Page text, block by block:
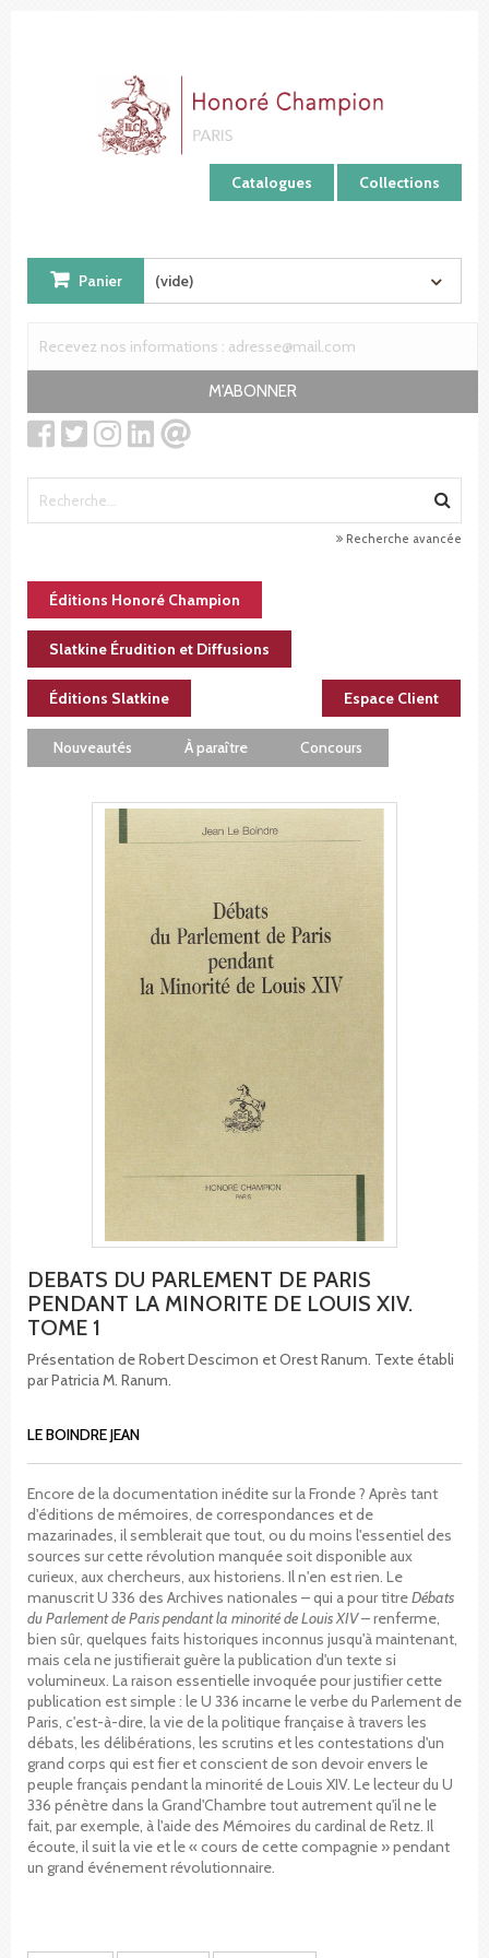
Catalogues Collections
Panier (vide)
M'ABONNER
Recherche avancée
Éditions Honoré Champion
Slatkine Érudition et Diffusions
Éditions Slatkine Espace Client
Nouveautés À paraître Concours
DEBATS DU PARLEMENT DE PARIS
PENDANT LA MINORITE DE LOUIS XIV.
TOME 1
Présentation de Robert Descimon et Orest Ranum. Texte établi
par Patricia M. Ranum.
LE BOINDRE JEAN
Encore de la documentation inédite sur la Fronde ? Après tant
d'éditions de mémoires, de correspondances et de
mazarinades, il semblerait que tout, ou du moins l'essentiel des
sources sur cette révolution manquée soit disponible aux
curieux, aux chercheurs, aux historiens. Il n'en est rien. Le
manuscrit U 336 des Archives nationales – qui a pour titreDébats
du Parlement de Paris pendant la minorité de Louis XIV– renferme,
bien sûr, quelques faits historiques inconnus jusqu'à maintenant,
mais cela ne justifierait guère la publication d'un texte si
volumineux. La raison essentielle invoquée pour justifier cette
publication est simple : le U 336 incarne le verbe du Parlement de
Paris, c'est-à-dire, la vie de la politique française à travers les
débats, les délibérations, les scrutins et les contestations d'un
grand corps qui est fier et conscient de son devoir envers le
peuple français pendant la minorité de Louis XIV. Le lecteur du U
336 pénètre dans la Grand'Chambre tout autrement qu'il ne le
fait, par exemple, à l'aide des Mémoires du cardinal de Retz. Il
écoute, il suit la vie et le « cours de cette compagnie » pendant
un grand événement révolutionnaire.